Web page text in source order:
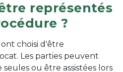
représentés
?
choisi d'être
Les parties peuvent
ou être assistées lors